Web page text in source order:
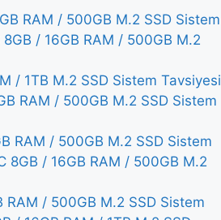
RAM / 500GB M.2 SSD Sistem
/ 16GB RAM / 500GB M.2
/ 1TB M.2 SSD Sistem Tavsiyesi
RAM / 500GB M.2 SSD Sistem
RAM / 500GB M.2 SSD Sistem
8GB / 16GB RAM / 500GB M.2
/ 500GB M.2 SSD Sistem